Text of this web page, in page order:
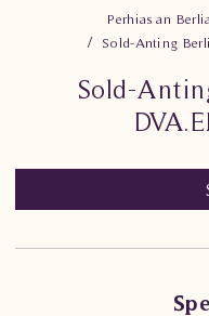
Perhiasan
Sold-Anting
Sold-